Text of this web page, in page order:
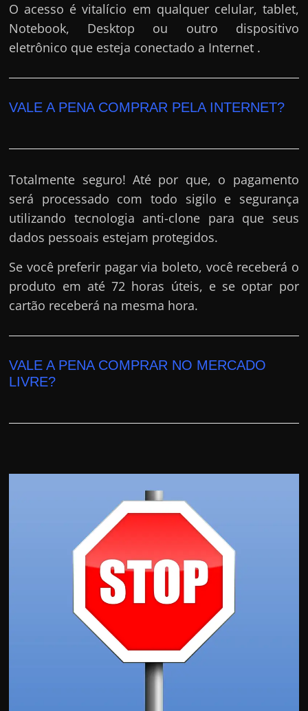
O acesso é vitalício em qualquer celular, tablet,
Notebook, Desktop ou outro dispositivo
eletrônico que esteja conectado a Internet .
VALE A PENA COMPRAR PELA INTERNET?
Totalmente seguro! Até por que, o pagamento
será processado com todo sigilo e segurança
utilizando tecnologia anti-clone para que seus
dados pessoais estejam protegidos.
Se você preferir pagar via boleto, você receberá o
produto em até 72 horas úteis, e se optar por
cartão receberá na mesma hora.
VALE A PENA COMPRAR NO MERCADO
LIVRE?